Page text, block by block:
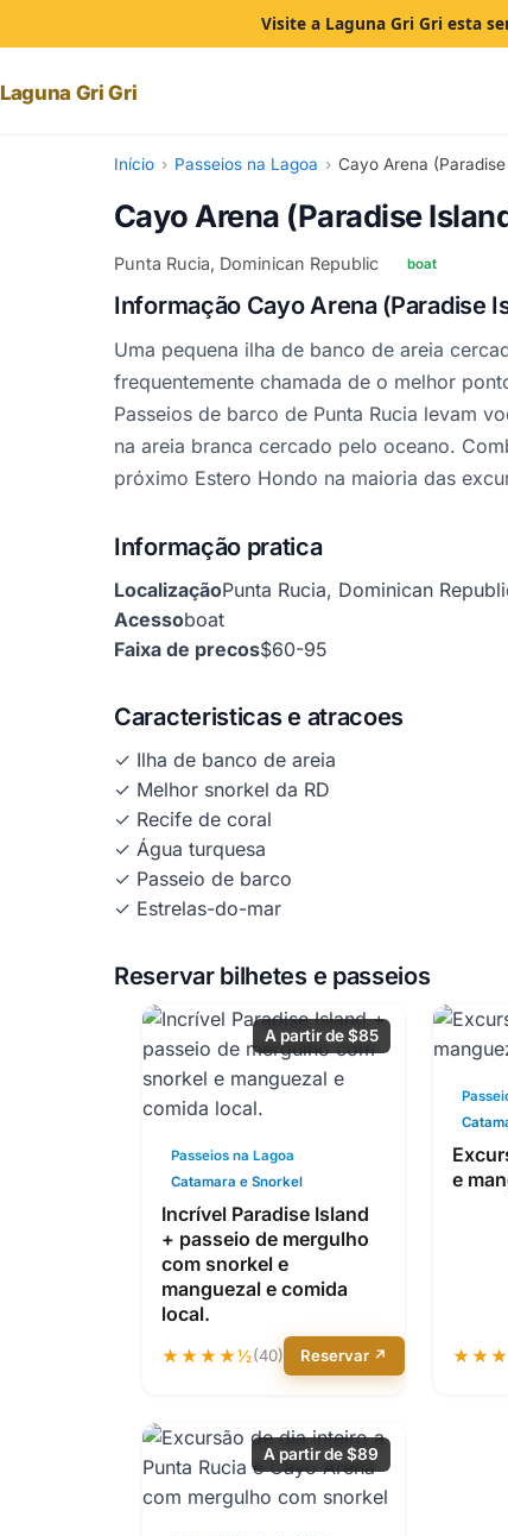
Visite a Laguna Gri Gri esta
Laguna Gri Gri
Início › Passeios na Lagoa › Cayo Arena
Cayo Arena (Paradise
Punta Rucia, Dominican Republic boat
Informação Cayo Arena (Paradise
Uma pequena ilha de banco de areia
frequentemente chamada de o melhor
Passeios de barco de Punta Rucia levam
na areia branca cercado pelo oceano.
próximo Estero Hondo na maioria das
Informação pratica
LocalizaçãoPunta Rucia, Dominican
Acessoboat
Faixa de precos$60-95
Caracteristicas e atracoes
✓ Ilha de banco de areia
✓ Melhor snorkel da RD
✓ Recife de coral
✓ Água turquesa
✓ Passeio de barco
✓ Estrelas-do-mar
Reservar bilhetes e passeios
A partir de $85
Passeios na Lagoa
Catamara e Snorkel
Incrível Paradise Island
+ passeio de mergulho
com snorkel e
manguezal e comida
local.
★★★★½(40) Reservar ↗
e
A partir de $89